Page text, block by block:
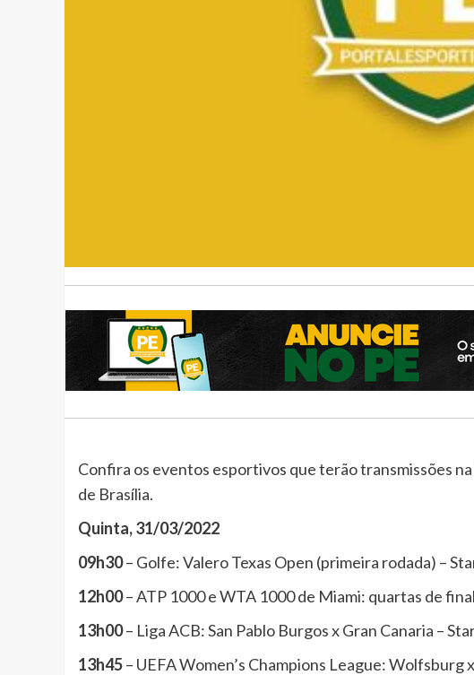
Confira os eventos esportivos que terão transmissões
de Brasília.
Quinta, 31/03/2022
09h30– Golfe: Valero Texas Open (primeira rodada) –
12h00– ATP 1000 e WTA 1000 de Miami: quartas de
13h00– Liga ACB: San Pablo Burgos x Gran Canaria –
13h45– UEFA Women’s Champions League: Wolfsburg